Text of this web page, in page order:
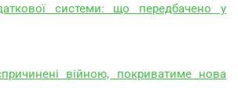
системи: що передбачено у
війною, покриватиме нова